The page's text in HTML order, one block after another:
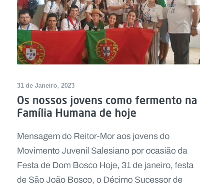
31 de Janeiro, 2023
Os nossos jovens como fermento na
Família Humana de hoje
Mensagem do Reitor-Mor aos jovens do
Movimento Juvenil Salesiano por ocasião da
Festa de Dom Bosco Hoje, 31 de janeiro, festa
de São João Bosco, o Décimo Sucessor de